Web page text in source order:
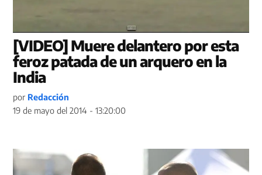
[VIDEO] Muere delantero por esta
feroz patada de un arquero en la
India
por Redacción
19 de mayo del 2014 - 13:20:00